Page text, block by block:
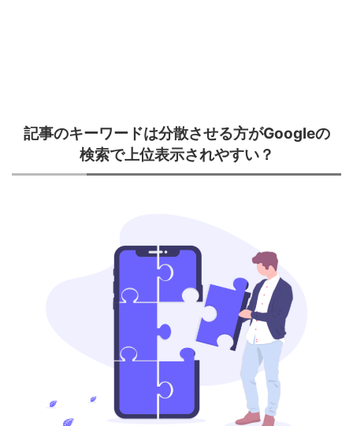
記事のキーワードは分散させる方がGoogleの
検索で上位表示されやすい？